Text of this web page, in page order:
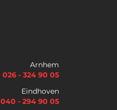
Arnhem
026 - 324 90 05
Eindhoven
040 - 294 90 05